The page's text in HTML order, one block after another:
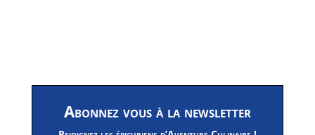
Abonnez vous à la newsletter